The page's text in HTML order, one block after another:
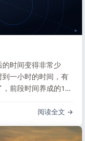
时间变得非常少
一小时的时间，有
前段时间养成的11
阅读全文